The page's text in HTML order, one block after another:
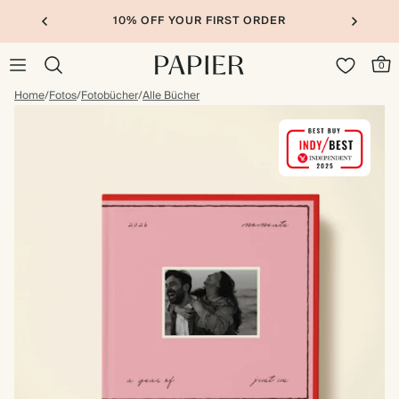
10% OFF YOUR FIRST ORDER
0
Home/Fotos/Fotobücher/Alle Bücher